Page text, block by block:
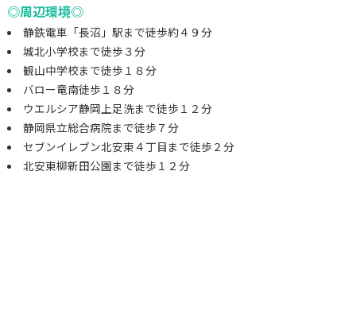
◎周辺環境◎
静鉄電車「長沼」駅まで徒歩約４９分
城北小学校まで徒歩３分
観山中学校まで徒歩１８分
バロー竜南徒歩１８分
ウエルシア静岡上足洗まで徒歩１２分
静岡県立総合病院まで徒歩７分
セブンイレブン北安東４丁目まで徒歩２分
北安東柳新田公園まで徒歩１２分